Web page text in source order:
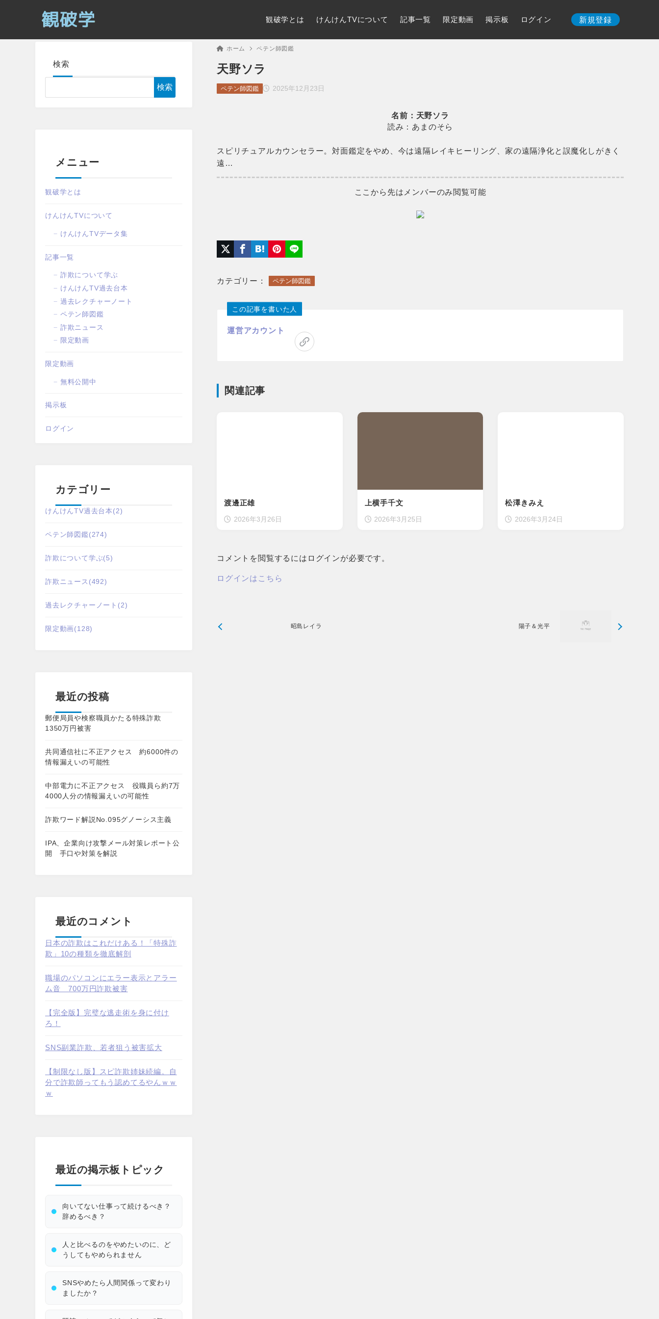
観破学とは けんけんTVについて 記事一覧 限定動画 掲示板 ログイン 新規登録
ホーム ペテン師図鑑
天野ソラ
2025年12月23日
ペテン師図鑑
名前：天野ソラ
読み：あまのそら
スピリチュアルカウンセラー。対面鑑定をやめ、今は遠隔レイキヒーリング、家の遠隔浄化と誤魔化しがきく
遠…
ここから先はメンバーのみ閲覧可能
カテゴリー： ペテン師図鑑
この記事を書いた人
運営アカウント
関連記事
渡邊正雄
2026年3月26日
上横手千文
2026年3月25日
松澤きみえ
2026年3月24日
コメントを閲覧するにはログインが必要です。
ログインはこちら
昭島レイラ 陽子＆光平
検索
検索
メニュー
観破学とは
けんけんTVについて
けんけんTVデータ集
記事一覧
詐欺について学ぶ
けんけんTV過去台本
過去レクチャーノート
ペテン師図鑑
詐欺ニュース
限定動画
限定動画
無料公開中
掲示板
ログイン
カテゴリー
けんけんTV過去台本(2)
ペテン師図鑑(274)
詐欺について学ぶ(5)
詐欺ニュース (492)
過去レクチャーノート (2)
限定動画(128)
最近の投稿
郵便局員や検察職員かたる特殊詐欺
1350万円被害
共同通信社に不正アクセス 約6000件の
情報漏えいの可能性
中部電力に不正アクセス 役職員ら約7万
4000人分の情報漏えいの可能性
詐欺ワード解説No.095グノーシス主義
IPA、企業向け攻撃メール対策レポート公
開 手口や対策を解説
最近のコメント
日本の詐欺はこれだけある！「特殊詐
欺」10の種類を徹底解剖
職場のパソコンにエラー表示とアラー
ム音 700万円詐欺被害
【完全版】完璧な逃走術を身に付け
ろ！
SNS副業詐欺、若者狙う被害拡大
【制限なし版】スピ詐欺姉妹続編。自
分で詐欺師ってもう認めてるやんｗｗ
ｗ
最近の掲示板トピック
向いてない仕事って続けるべき？
辞めるべき？
人と比べるのをやめたいのに、ど
うしてもやめられません
SNSやめたら人間関係って変わり
ましたか？